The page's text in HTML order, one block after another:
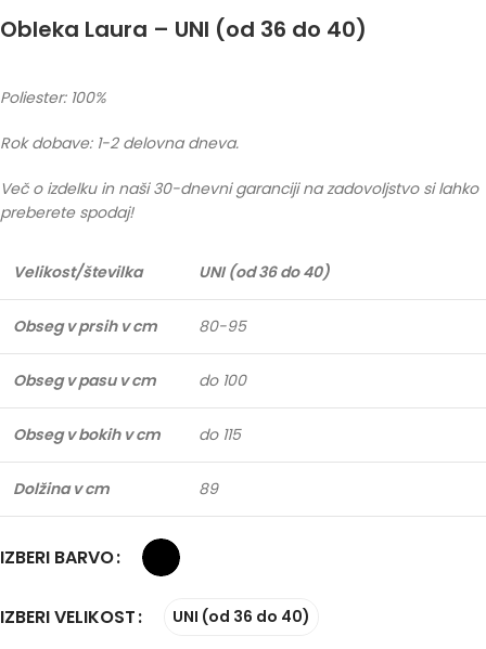
Obleka Laura – UNI (od 36 do 40)
Poliester: 100%
Rok dobave: 1-2 delovna dneva.
Več o izdelku in naši 30-dnevni garanciji na zadovoljstvo si lahko
preberete spodaj!
Velikost/številka UNI (od 36 do 40)
Obseg v prsih v cm 80-95
Obseg v pasu v cm do 100
Obseg v bokih v cm do 115
Dolžina v cm 89
IZBERI BARVO
IZBERI VELIKOST UNI (od 36 do 40)